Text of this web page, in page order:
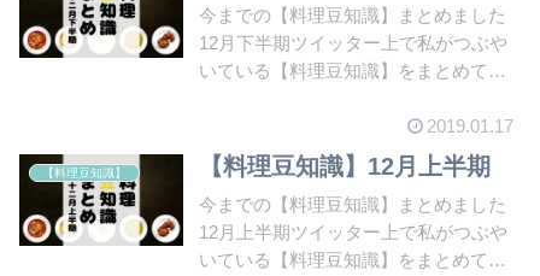
今までの【料理豆知識】まとめました
12月下半期ツイッター上で私がつぶや
いている【料理豆知識】をまとめてい
2019.01.17
【料理豆知識】 【料理豆知識】12月上半期
今までの【料理豆知識】まとめました
12月上半期ツイッター上で私がつぶや
いている【料理豆知識】をまとめてい